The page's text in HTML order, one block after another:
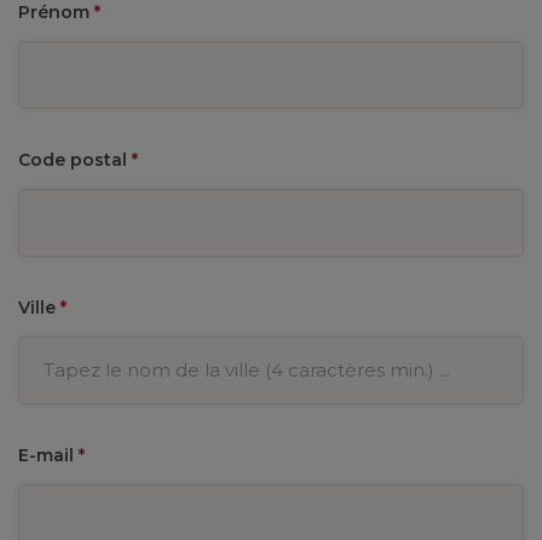
Prénom *
Code postal *
Ville *
E-mail *